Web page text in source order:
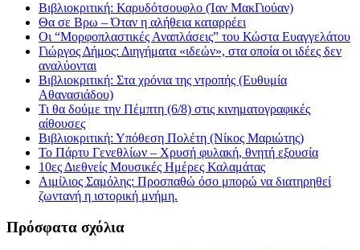
Βιβλιοκριτική: Καρυδότσουφλο (Ίαν ΜακΓιούαν)
Θα σε Βρω – Όταν η αλήθεια καταρρέει
Οι “Μορφοπλαστικές Αναπλάσεις” του Κώστα Ευαγγελάτου
Γιώργος Δήμος: Διηγήματα «ιδεών», στα οποία οι ιδέες δεν
αναλύονται
Βιβλιοκριτική: Στα χρόνια της ντροπής (Ευθυμία
Αθανασιάδου)
Τι θα δούμε την Πέμπτη (6/8) στις κινηματογραφικές
αίθουσες
Βιβλιοκριτική: Υπόθεση Πολέτη (Νίκος Μαριώτης)
Το Πάρτυ Γενεθλίων – Χρυσή φυλακή, θνητή εξουσία
10ες Διεθνείς Μουσικές Ημέρες Καλαμάτας
Αιμίλιος Σαμόλης: Προσπαθώ όσο μπορώ να διατηρηθεί
ζωντανή η ιστορική μνήμη.
Πρόσφατα σχόλια